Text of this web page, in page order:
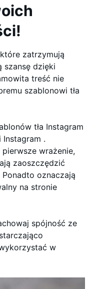
zatrzymują
szansę dzięki
treść nie
szablonowi tła
tła Instagram
.
wrażenie,
zaoszczędzić
oznaczają
na stronie
spójność ze
w